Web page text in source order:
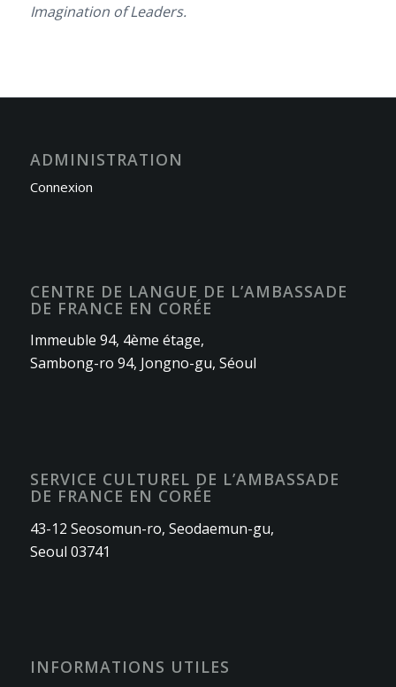
Imagination of Leaders.
ADMINISTRATION
Connexion
CENTRE DE LANGUE DE L’AMBASSADE
DE FRANCE EN CORÉE
Immeuble 94, 4ème étage,
Sambong-ro 94, Jongno-gu, Séoul
SERVICE CULTUREL DE L’AMBASSADE
DE FRANCE EN CORÉE
43-12 Seosomun-ro, Seodaemun-gu,
Seoul 03741
INFORMATIONS UTILES